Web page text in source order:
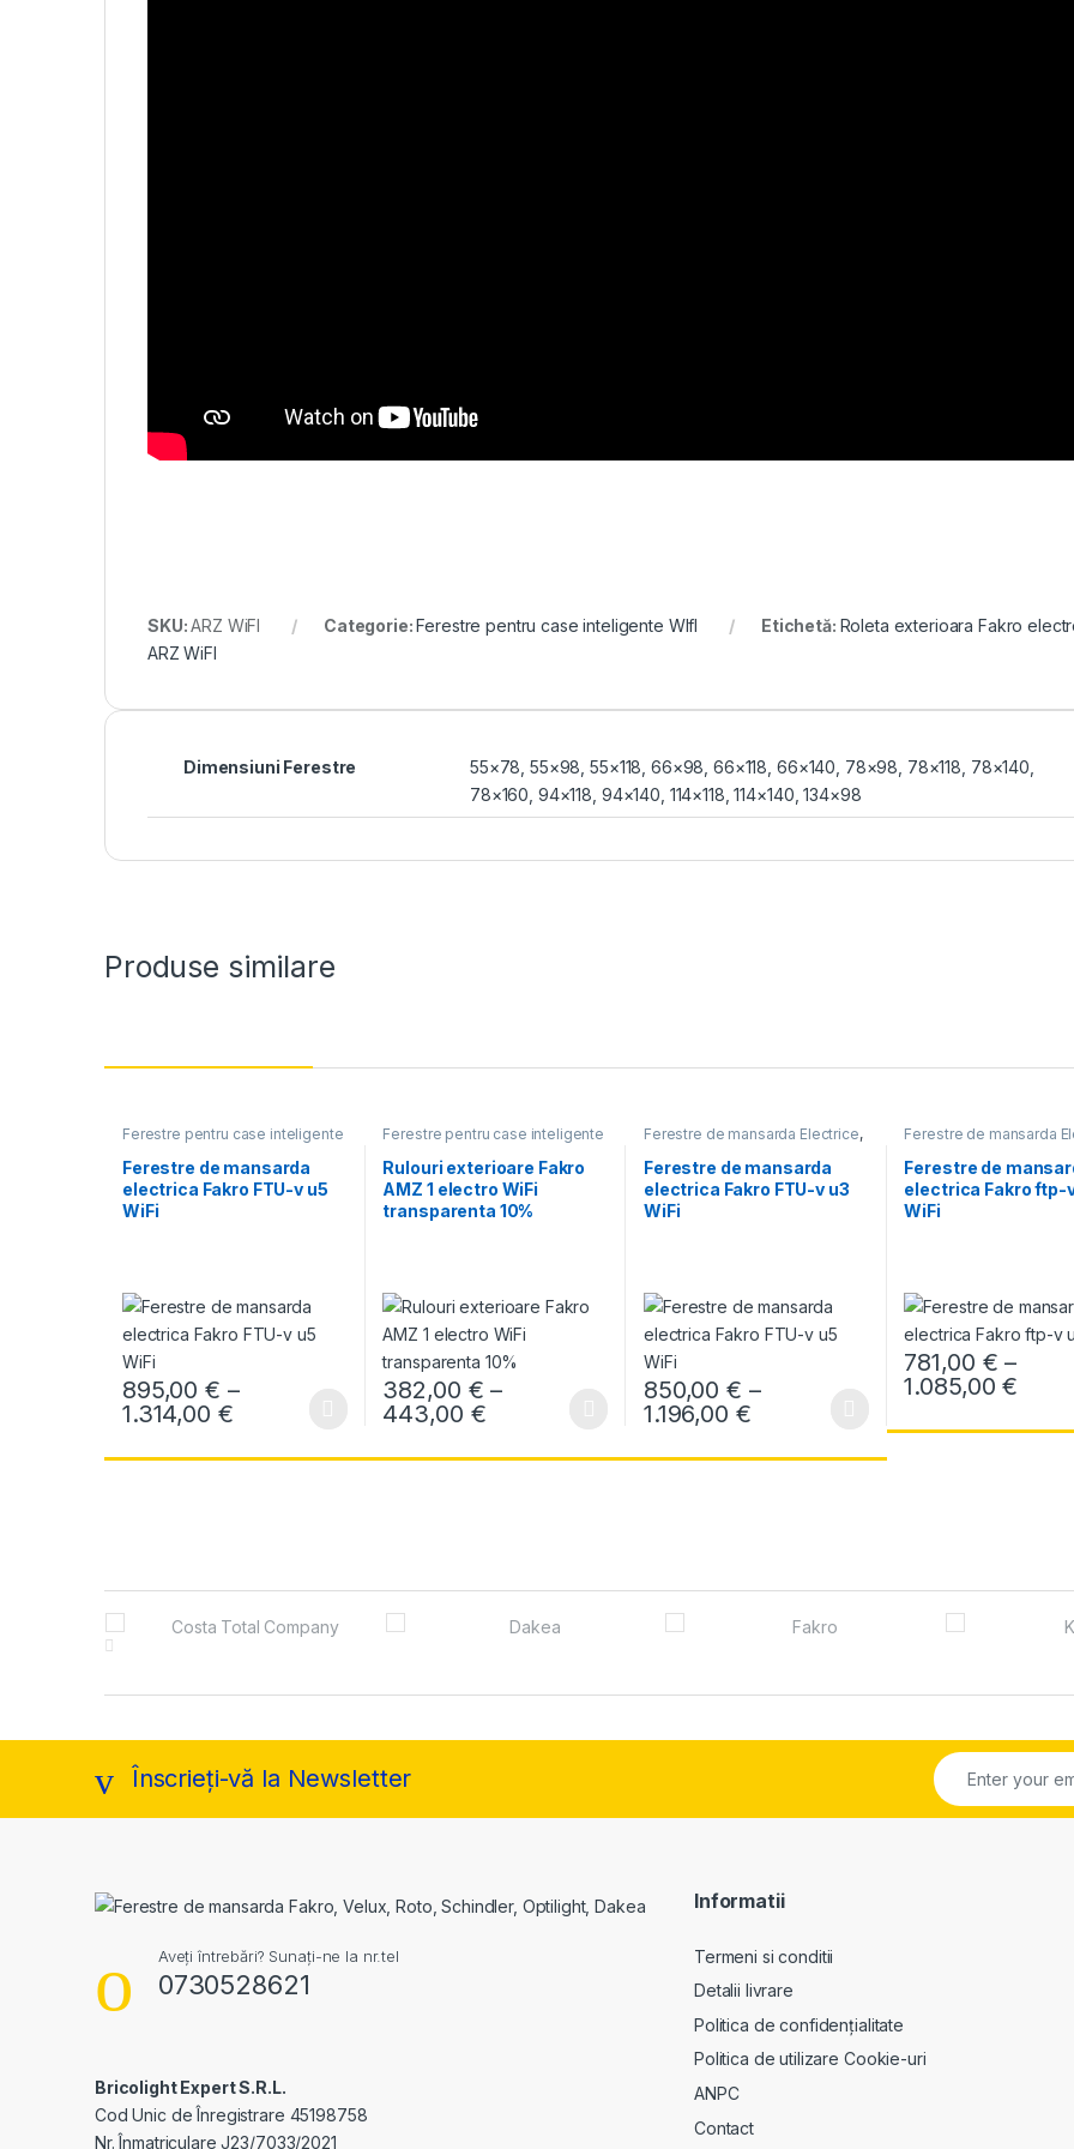
SKU:ARZ WiFI Categorie:Ferestre pentru case inteligente WIfI Etichetă: Roleta exterioara Fakro
ARZ WiFI
Dimensiuni Ferestre 55×78 ,55×98 ,55×118 66×98 ,66×118 66×140 78×98 78×118 78×140
78×160 94×118 94×140 114×118 ,114×140 ,134×98
Produse similare
Ferestre pentru case inteligente
Ferestre de mansarda
Electrice
Ferestre de mansarda
electrica Fakro FTU-v u5
WiFi
895,00€ –
1.314,00 €Interval de prețuri: 895,00 € până la 1.314,00 €
Acest produs are mai multe variații. Opțiunile pot fi alese în pagina produsului.
Ferestre pentru case inteligente
Rulouri exterioare Fakro
AMZ 1 electro WiFi
transparenta 10%
382,00 € –
443,00 €Interval de prețuri: 382,00 € până la 443,00 €
Acest produs are mai multe variații. Opțiunile pot fi alese în pagina produsului.
Ferestre de mansarda Electrice,
WIfI
Ferestre de mansarda
electrica Fakro FTU-v u3
WiFi
850,00€ –
1.196,00 €Interval de prețuri: 850,00 €
Acest produs are mai multe variații. Opțiunile pot fi
Ferestre de mansarda
WIfI
Ferestre de
electrica Fakro ftp-
WiFi
781,00 € –
1.085,00€
Acest produs are
Brands Carousel
Înscrieți-vă la Newsletter
Aveți întrebări? Sunați-ne la nr.tel
0730528621
Bricolight Expert S.R.L.
Cod Unic de Înregistrare 45198758
Nr. Înmatriculare J23/7033/2021
Informatii
Termeni si conditii
Detalii livrare
Politica de confidențialitate
Politica de utilizare Cookie-uri
ANPC
Contact